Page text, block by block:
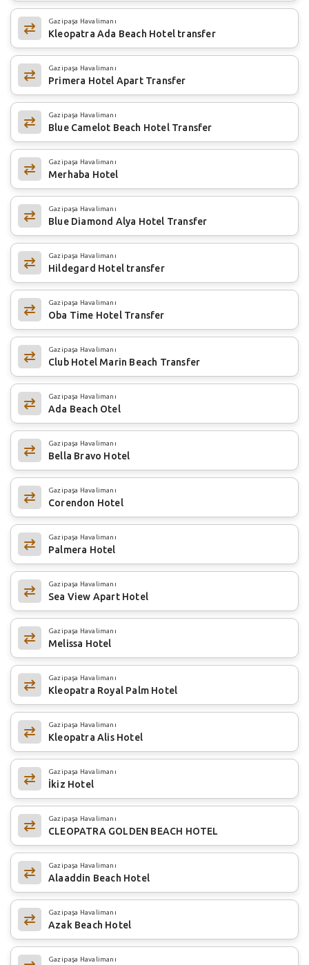
Gazipaşa Havalimanı
Kleopatra Ada Beach Hotel transfer
Gazipaşa Havalimanı
Primera Hotel Apart Transfer
Gazipaşa Havalimanı
Blue Camelot Beach Hotel Transfer
Gazipaşa Havalimanı
Merhaba Hotel
Gazipaşa Havalimanı
Blue Diamond Alya Hotel Transfer
Gazipaşa Havalimanı
Hildegard Hotel transfer
Gazipaşa Havalimanı
Oba Time Hotel Transfer
Gazipaşa Havalimanı
Club Hotel Marin Beach Transfer
Gazipaşa Havalimanı
Ada Beach Otel
Gazipaşa Havalimanı
Bella Bravo Hotel
Gazipaşa Havalimanı
Corendon Hotel
Gazipaşa Havalimanı
Palmera Hotel
Gazipaşa Havalimanı
Sea View Apart Hotel
Gazipaşa Havalimanı
Melissa Hotel
Gazipaşa Havalimanı
Kleopatra Royal Palm Hotel
Gazipaşa Havalimanı
Kleopatra Alis Hotel
Gazipaşa Havalimanı
İkiz Hotel
Gazipaşa Havalimanı
CLEOPATRA GOLDEN BEACH HOTEL
Gazipaşa Havalimanı
Alaaddin Beach Hotel
Gazipaşa Havalimanı
Azak Beach Hotel
Gazipaşa Havalimanı